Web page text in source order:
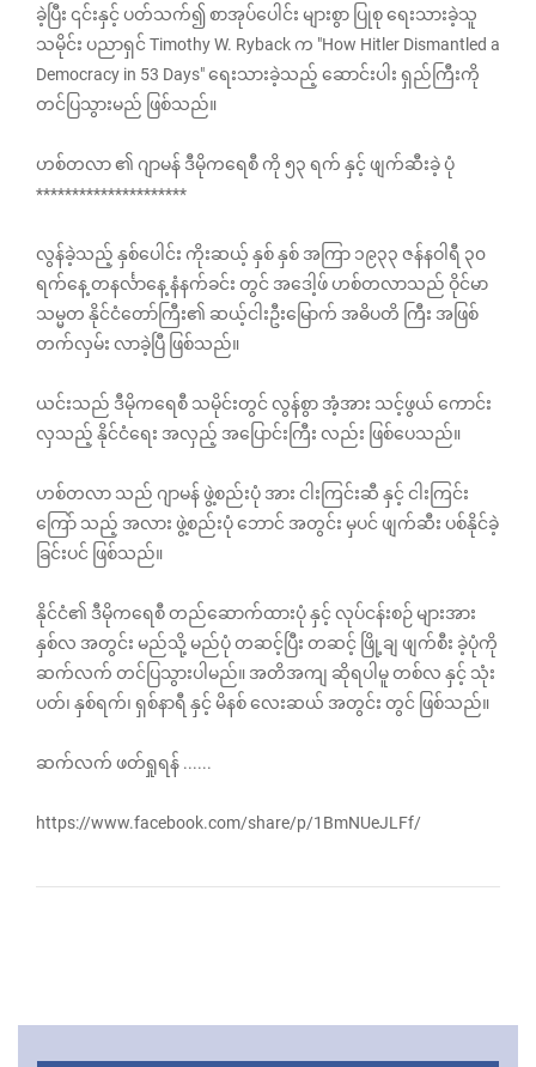
ခဲ့ပြီး ၎င်းနှင့် ပတ်သက်၍ စာအုပ်ပေါင်း များစွာ ‌ပြုစု ရေးသားခဲ့သူ
သမိုင်း ပညာရှင် Timothy W. Ryback က "How Hitler Dismantled a
Democracy in 53 Days" ရေးသားခဲ့သည့် ဆောင်းပါး ရှည်ကြီးကို
တင်ပြသွားမည် ဖြစ်သည်။
ဟစ်တလာ ၏ ဂျာမန် ဒီမိုကရေစီ ကို ၅၃ ရက် နှင့် ဖျက်ဆီးခဲ့ ပုံ
*********************
လွန်ခဲ့သည့် နှစ်ပေါင်း ကိုးဆယ့် နှစ် နှစ် အကြာ ၁၉၃၃ ဇန်နဝါရီ ၃၀
ရက်နေ့ တနင်္လာနေ့ နံနက်ခင်း တွင် အဒေါ့ဖ် ဟစ်တလာသည် ဝိုင်မာ
သမ္မတ နိုင်ငံတော်ကြီး၏ ဆယ့်ငါးဦးမြောက် အဓိပတိ ကြီး အဖြစ်
တက်လှမ်း လာခဲ့ပြီ ဖြစ်သည်။
ယင်းသည် ဒီမိုကရေစီ သမိုင်းတွင် လွန်စွာ အံ့အား သင့်ဖွယ် ကောင်း
လှသည့် နိုင်ငံရေး အလှည့် အပြောင်းကြီး လည်း ဖြစ်ပေသည်။
ဟစ်တလာ သည် ဂျာမန် ဖွဲ့စည်းပုံ အား ငါးကြင်းဆီ နှင့် ငါးကြင်း
ကြော် သည့် အလား ဖွဲ့စည်းပုံ ဘောင် အတွင်း မှပင် ဖျက်ဆီး ပစ်နိုင်ခဲ့
ခြင်းပင် ဖြစ်သည်။
နိုင်ငံ၏ ဒီမိုကရေစီ တည်ဆောက်ထားပုံ နှင့် လုပ်ငန်းစဉ် များအား
နှစ်လ အတွင်း မည်သို့ မည်ပုံ တဆင့်ပြီး တဆင့် ဖြို့ချ ဖျက်စီး ခဲ့ပုံကို
ဆက်လက် တင်ပြသွားပါမည်။ အတိအကျ ဆိုရပါမူ တစ်လ နှင့် သုံး
ပတ်၊ နှစ်ရက်၊ ရှစ်နာရီ နှင့် မိနစ် လေးဆယ် အတွင်း တွင် ဖြစ်သည်။
ဆက်လက် ဖတ်ရှုရန် ......
https://www.facebook.com/share/p/1BmNUeJLFf/